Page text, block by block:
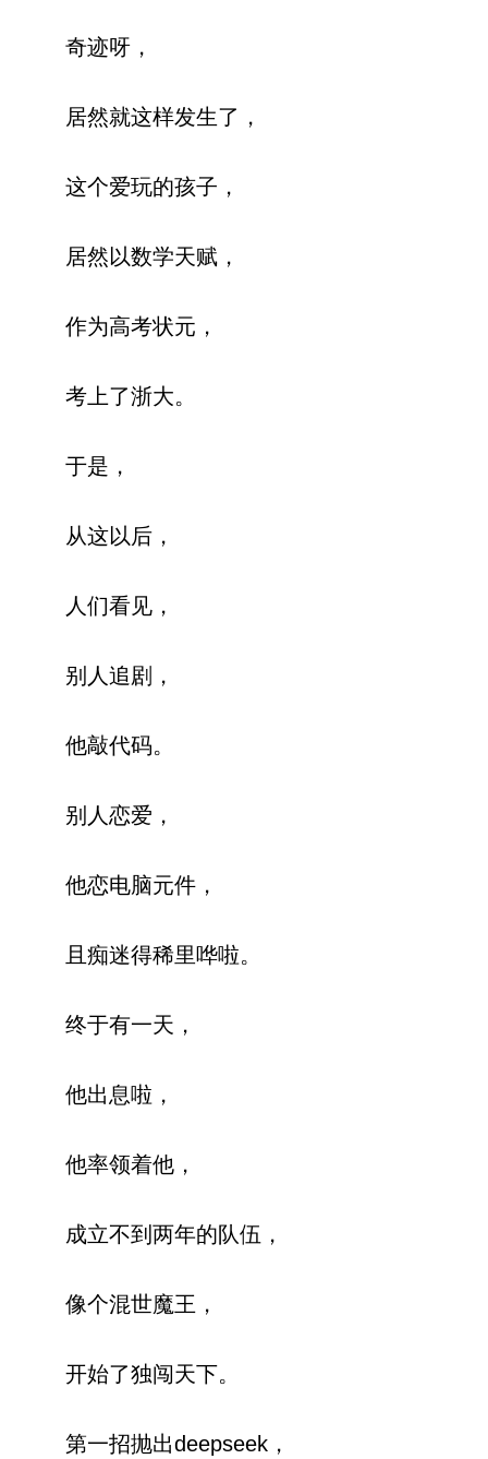
奇迹呀，
居然就这样发生了，
这个爱玩的孩子，
居然以数学天赋，
作为高考状元，
考上了浙大。
于是，
从这以后，
人们看见，
别人追剧，
他敲代码。
别人恋爱，
他恋电脑元件，
且痴迷得稀里哗啦。
终于有一天，
他出息啦，
他率领着他，
成立不到两年的队伍，
像个混世魔王，
开始了独闯天下。
第一招抛出deepseek，